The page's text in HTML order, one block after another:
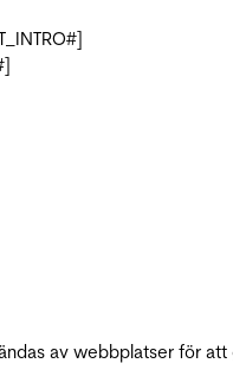
av webbplatser för att